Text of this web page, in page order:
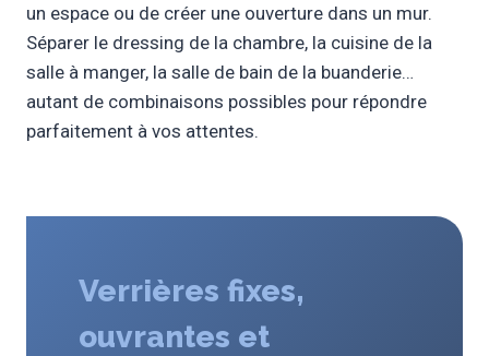
un espace ou de créer une ouverture dans un mur.
Séparer le dressing de la chambre, la cuisine de la
salle à manger, la salle de bain de la buanderie…
autant de combinaisons possibles pour répondre
parfaitement à vos attentes.
Verrières fixes,
ouvrantes et